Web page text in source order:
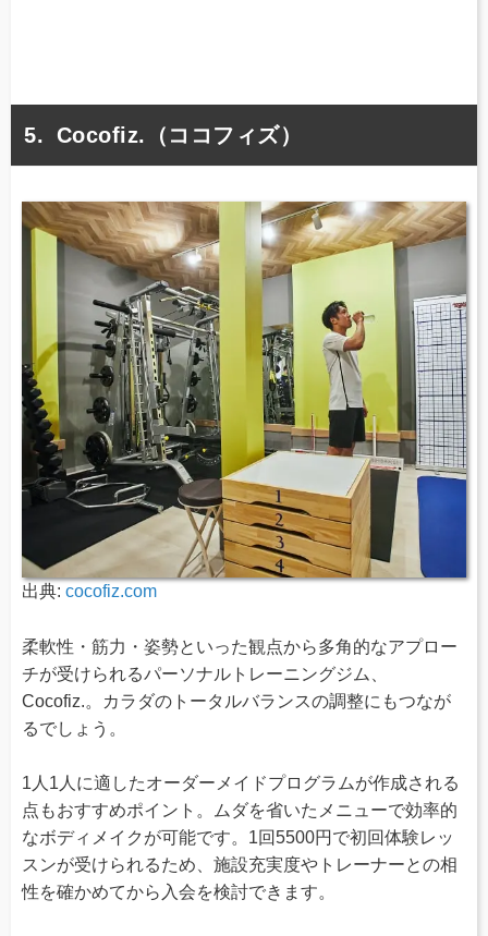
Cocofiz.（ココフィズ）
出典: cocofiz.com
柔軟性・筋力・姿勢といった観点から多角的なアプロー
チが受けられるパーソナルトレーニングジム、
Cocofiz.。カラダのトータルバランスの調整にもつなが
るでしょう。
1人1人に適したオーダーメイドプログラムが作成される
点もおすすめポイント。ムダを省いたメニューで効率的
なボディメイクが可能です。1回5500円で初回体験レッ
スンが受けられるため、施設充実度やトレーナーとの相
性を確かめてから入会を検討できます。